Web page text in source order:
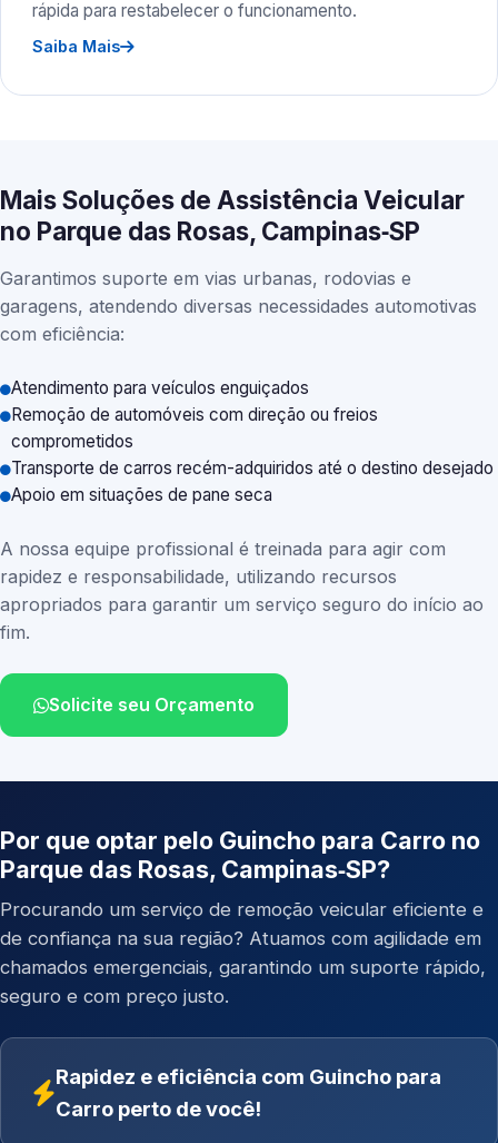
rápida para restabelecer o funcionamento.
Saiba Mais
Mais Soluções de Assistência Veicular
no Parque das Rosas, Campinas‑SP
Garantimos suporte em vias urbanas, rodovias e
garagens, atendendo diversas necessidades automotivas
com eficiência:
Atendimento para veículos enguiçados
Remoção de automóveis com direção ou freios
comprometidos
Transporte de carros recém-adquiridos até o destino desejado
Apoio em situações de pane seca
A nossa equipe profissional é treinada para agir com
rapidez e responsabilidade, utilizando recursos
apropriados para garantir um serviço seguro do início ao
fim.
Solicite seu Orçamento
Por que optar pelo Guincho para Carro no
Parque das Rosas, Campinas‑SP?
Procurando um serviço de remoção veicular eficiente e
de confiança na sua região? Atuamos com agilidade em
chamados emergenciais, garantindo um suporte rápido,
seguro e com preço justo.
Rapidez e eficiência com Guincho para
Carro perto de você!